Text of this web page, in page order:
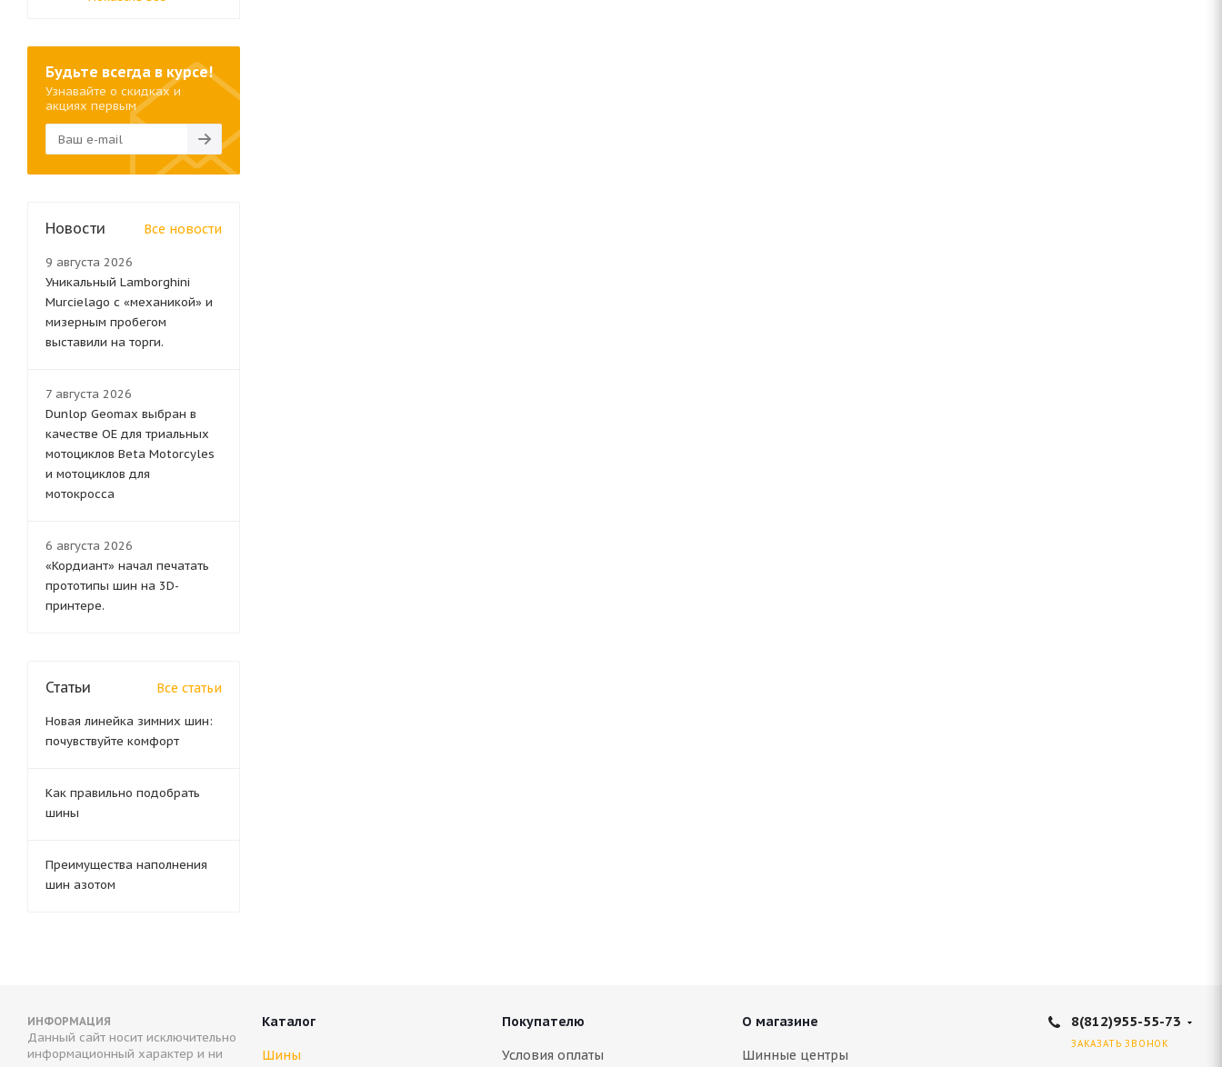
Будьте всегда в курсе!
Узнавайте о скидках и
акциях первым
Новости Все новости
9 августа 2026
Уникальный Lamborghini
Murcielago с «механикой» и
мизерным пробегом
выставили на торги.
7 августа 2026
Dunlop Geomax выбран в
качестве OE для триальных
мотоциклов Beta Motorcyles
и мотоциклов для
мотокросса
6 августа 2026
«Кордиант» начал печатать
прототипы шин на 3D-
принтере.
Статьи Все статьи
Новая линейка зимних шин:
почувствуйте комфорт
Как правильно подобрать
шины
Преимущества наполнения
шин азотом
ИНФОРМАЦИЯ
Данный сайт носит исключительно
информационный характер и ни
Каталог
Шины
Покупателю
Условия оплаты
О магазине
Шинные центры
8(812)955-55-73
ЗАКАЗАТЬ ЗВОНОК